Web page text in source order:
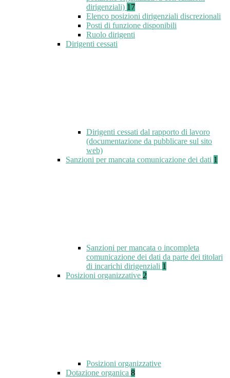
dirigenziali) 17
Elenco posizioni dirigenziali discrezionali
Posti di funzione disponibili
Ruolo dirigenti
Dirigenti cessati
Dirigenti cessati dal rapporto di lavoro
(documentazione da pubblicare sul sito
web)
Sanzioni per mancata comunicazione dei dati 1
Sanzioni per mancata o incompleta
comunicazione dei dati da parte dei titolari
di incarichi dirigenziali 1
Posizioni organizzative 2
Posizioni organizzative
Dotazione organica 8